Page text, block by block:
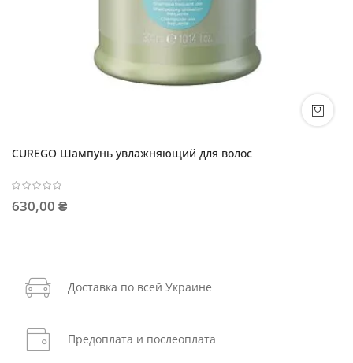
CUREGO Шампунь увлажняющий для волос
630,00 ₴
Доставка по всей Украине
Предоплата и послеоплата